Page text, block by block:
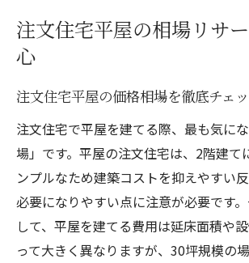
注文住宅平屋の相場リサ
心
注文住宅平屋の価格相場を徹底チェ
注文住宅で平屋を建てる際、最も気に
場」です。平屋の注文住宅は、2階建て
ンプルなため建築コストを抑えやすい
必要になりやすい点に注意が必要です
して、平屋を建てる費用は延床面積や
って大きく異なりますが、30坪規模の